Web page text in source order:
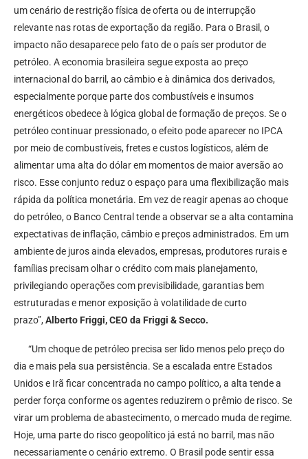
um cenário de restrição física de oferta ou de interrupção
relevante nas rotas de exportação da região. Para o Brasil, o
impacto não desaparece pelo fato de o país ser produtor de
petróleo. A economia brasileira segue exposta ao preço
internacional do barril, ao câmbio e à dinâmica dos derivados,
especialmente porque parte dos combustíveis e insumos
energéticos obedece à lógica global de formação de preços. Se o
petróleo continuar pressionado, o efeito pode aparecer no IPCA
por meio de combustíveis, fretes e custos logísticos, além de
alimentar uma alta do dólar em momentos de maior aversão ao
risco. Esse conjunto reduz o espaço para uma flexibilização mais
rápida da política monetária. Em vez de reagir apenas ao choque
do petróleo, o Banco Central tende a observar se a alta contamina
expectativas de inflação, câmbio e preços administrados. Em um
ambiente de juros ainda elevados, empresas, produtores rurais e
famílias precisam olhar o crédito com mais planejamento,
privilegiando operações com previsibilidade, garantias bem
estruturadas e menor exposição à volatilidade de curto
prazo”, Alberto Friggi, CEO da Friggi & Secco.
“Um choque de petróleo precisa ser lido menos pelo preço do
dia e mais pela sua persistência. Se a escalada entre Estados
Unidos e Irã ficar concentrada no campo político, a alta tende a
perder força conforme os agentes reduzirem o prêmio de risco. Se
virar um problema de abastecimento, o mercado muda de regime.
Hoje, uma parte do risco geopolítico já está no barril, mas não
necessariamente o cenário extremo. O Brasil pode sentir essa